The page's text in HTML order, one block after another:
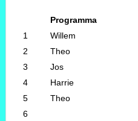
Programma
1
Willem
2
Theo
3
Jos
4
Harrie
5
Theo
6